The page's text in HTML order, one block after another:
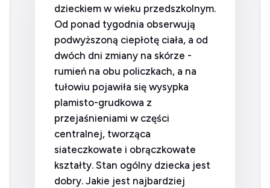
dzieckiem w wieku przedszkolnym.
Od ponad tygodnia obserwują
podwyższoną ciepłotę ciała, a od
dwóch dni zmiany na skórze -
rumień na obu policzkach, a na
tułowiu pojawiła się wysypka
plamisto-grudkowa z
przejaśnieniami w części
centralnej, tworząca
siateczkowate i obrączkowate
kształty. Stan ogólny dziecka jest
dobry. Jakie jest najbardziej